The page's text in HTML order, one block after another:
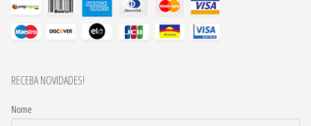
RECEBA NOVIDADES!
Nome